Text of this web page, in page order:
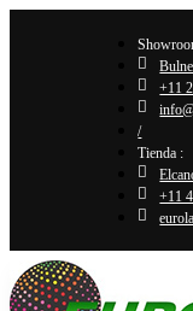
+11
/
Tienda :
+11